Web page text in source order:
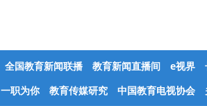
全国教育新闻联播 教育新闻直播间 e视界
一职为你 教育传媒研究 中国教育电视协会